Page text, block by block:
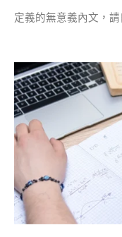
定義的無意義內文，請